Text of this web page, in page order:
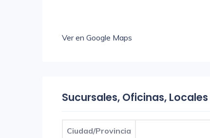
Ver en Google Maps
Sucursales, Oficinas, Locales
Ciudad/Provincia